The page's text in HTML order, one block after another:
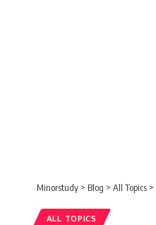
Minorstudy > Blog > All Topics >
ALL TOPICS